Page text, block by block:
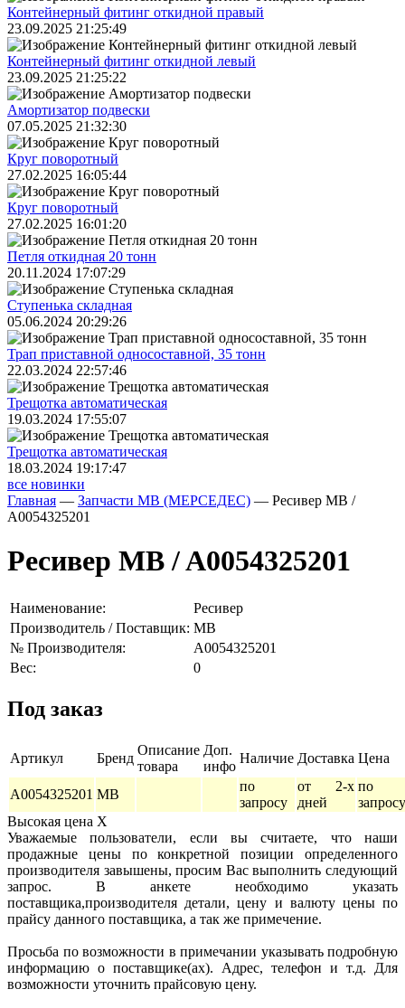
Контейнерный фитинг откидной правый
23.09.2025 21:25:49
Контейнерный фитинг откидной левый
23.09.2025 21:25:22
Амортизатор подвески
07.05.2025 21:32:30
Круг поворотный
27.02.2025 16:05:44
Круг поворотный
27.02.2025 16:01:20
Петля откидная 20 тонн
20.11.2024 17:07:29
Ступенька складная
05.06.2024 20:29:26
Трап приставной односоставной, 35 тонн
22.03.2024 22:57:46
Трещoтка автоматическая
19.03.2024 17:55:07
Трещoтка автоматическая
18.03.2024 19:17:47
все новинки
Главная — Запчасти MB (МЕРСЕДЕС) — Ресивер MB /
A0054325201
Ресивер MB / A0054325201
Наименование:
Ресивер
Производитель / Поставщик: MB
№ Производителя:
A0054325201
Вес:
0
Под заказ
Артикул Бренд
Описание
товара
Доп.
инфо
Наличие Доставка Цена
A0054325201 MB
по
запросу
от 2-х
дней
по
запросу
Высокая цена X
Уважаемые пользователи, если вы считаете, что наши
продажные цены по конкретной позиции определенного
производителя завышены, просим Вас выполнить следующий
запрос. В анкете необходимо указать
поставщика,производителя детали, цену и валюту цены по
прайсу данного поставщика, а так же примечение.
Просьба по возможности в примечании указывать подробную
информацию о поставщике(ах). Адрес, телефон и т.д. Для
возможности уточнить прайсовую цену.